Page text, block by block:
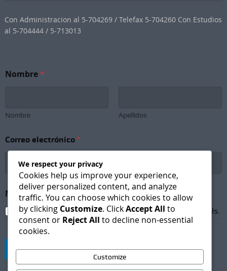
Con Administracion al 5-704269 / Telefax 5-704260 Con Estudios
al 5-704444 / 5-713013
Nombre*
Nombre Apellidos
Correo electrónico *
*
*
Newsletter Subscription *
I agree to receive newsletters and promotional emails.
Suscribirse
We respect your privacy
Cookies help us improve your experience,
deliver personalized content, and analyze
traffic. You can choose which cookies to allow
by clicking Customize. ClickAccept All to
consent or Reject All to decline non-essential
cookies.
Customize